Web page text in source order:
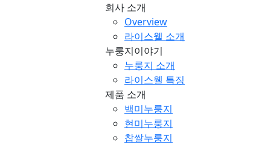
회사 소개
Overview
라이스웰 소개
누룽지이야기
누룽지 소개
라이스웰 특징
제품 소개
백미누룽지
현미누룽지
찹쌀누룽지